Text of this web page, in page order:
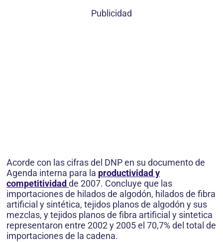
Publicidad
Acorde con las cifras del DNP en su documento de
Agenda interna para la productividad y
competitividad de 2007. Concluye que las
importaciones de hilados de algodón, hilados de fibra
artificial y sintética, tejidos planos de algodón y sus
mezclas, y tejidos planos de fibra artificial y sintetica
representaron entre 2002 y 2005 el 70,7% del total de
importaciones de la cadena.